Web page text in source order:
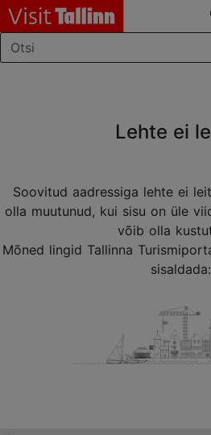
Lehte ei
Soovitud aadressiga lehte ei
olla muutunud, kui sisu on üle
võib olla
Mõned lingid Tallinna
sisaldada: